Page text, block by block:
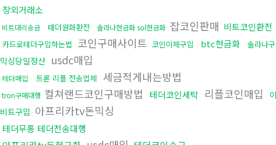
장외거래소
비트대리송금 태더원화환전 솔라나현금화 sol현금화 잡코인판매 비트코인환전
카드로테더구입하는법
코인구매사이트 코인이체구입 btc현금화 솔라나
믹싱당일정산 usdc매입
테더매입 트론 리플 전송업체 세금적게내는방법
tron구매대행 컬쳐랜드코인구매방법 테더코인세탁 리플코인매입
비트구입 아프리카tv돈믹싱
테더무통 테더전송대행